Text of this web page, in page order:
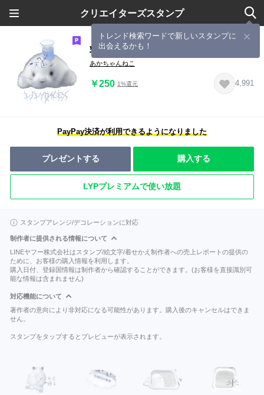
クリエイターズスタンプ
トレンド検索ワードで新しいスタンプに
出会えるかも！
乳化合物
あかちゃんねこ
￥250 1%還元 4,991
PayPay決済が利用できるようになりました
プレゼントする 購入する
LYPプレミアムで使い放題
スタンプアレンジ/デコレーションに対応
制作者に提供される情報について
LINEヤフー株式会社はスタンプ/絵文字/着せかえ制作者への売上レポートの提供の
ために、お客様の購入情報を利用します。
購入日付、登録国情報は制作者から確認することができます。(お客様を直接識別可
能な情報は含まれません)
対応機能について
著作者の意向により非対応になる可能性があります。購入後のキャンセルはできま
せん。
スタンプをタップするとプレビューが表示されます。